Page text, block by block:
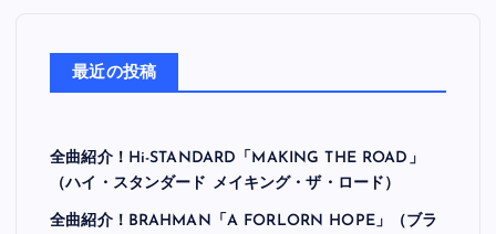
最近の投稿
全曲紹介！Hi-STANDARD「MAKING THE ROAD」
（ハイ・スタンダード メイキング・ザ・ロード）
全曲紹介！BRAHMAN「A FORLORN HOPE」（ブラ